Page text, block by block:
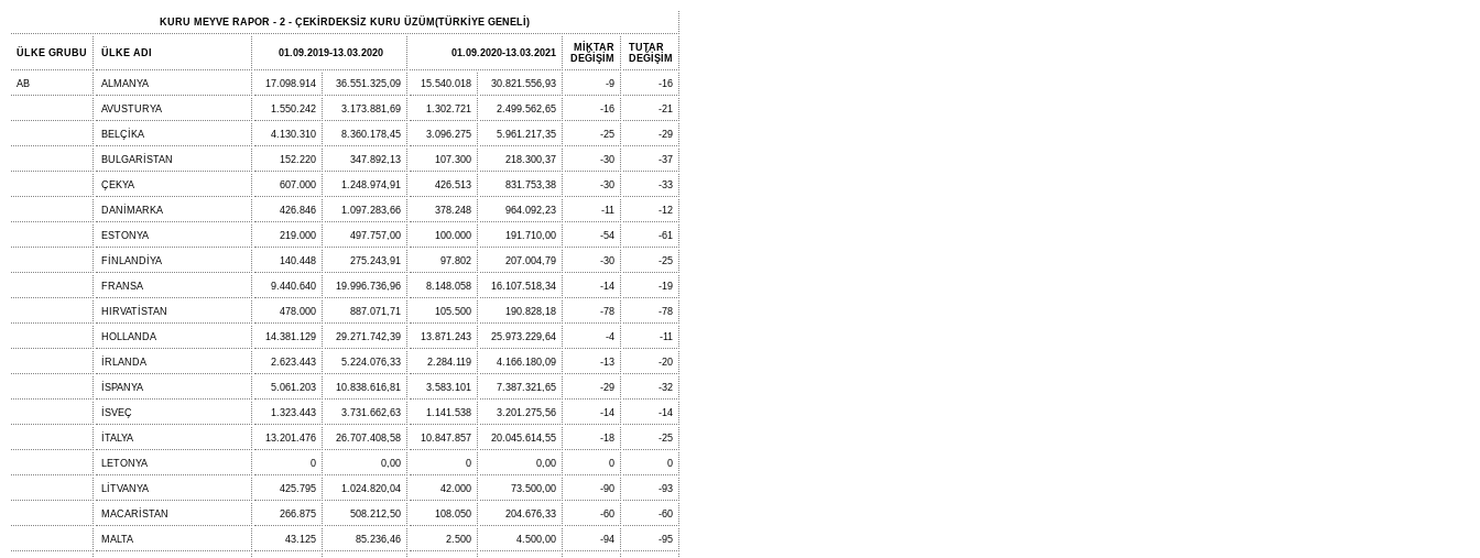
KURU MEYVE RAPOR - 2 - ÇEKİRDEKSİZ KURU ÜZÜM(TÜRKİYE GENELİ)
ÜLKE GRUBU ÜLKE ADI 01.09.2019-13.03.2020 01.09.2020-13.03.2021
MİKTAR
DEĞİŞİM
TUTAR
DEĞİŞİM
AB ALMANYA 17.098.914 36.551.325,09 15.540.018 30.821.556,93 -9 -16
AVUSTURYA 1.550.242 3.173.881,69 1.302.721 2.499.562,65 -16 -21
BELÇİKA 4.130.310 8.360.178,45 3.096.275 5.961.217,35 -25 -29
BULGARİSTAN 152.220 347.892,13 107.300 218.300,37 -30 -37
ÇEKYA 607.000 1.248.974,91 426.513 831.753,38 -30 -33
DANİMARKA 426.846 1.097.283,66 378.248 964.092,23 -11 -12
ESTONYA 219.000 497.757,00 100.000 191.710,00 -54 -61
FİNLANDİYA 140.448 275.243,91 97.802 207.004,79 -30 -25
FRANSA 9.440.640 19.996.736,96 8.148.058 16.107.518,34 -14 -19
HIRVATİSTAN 478.000 887.071,71 105.500 190.828,18 -78 -78
HOLLANDA 14.381.129 29.271.742,39 13.871.243 25.973.229,64 -4 -11
İRLANDA 2.623.443 5.224.076,33 2.284.119 4.166.180,09 -13 -20
İSPANYA 5.061.203 10.838.616,81 3.583.101 7.387.321,65 -29 -32
İSVEÇ 1.323.443 3.731.662,63 1.141.538 3.201.275,56 -14 -14
İTALYA 13.201.476 26.707.408,58 10.847.857 20.045.614,55 -18 -25
LETONYA 0 0,00 0 0,00 0 0
LİTVANYA 425.795 1.024.820,04 42.000 73.500,00 -90 -93
MACARİSTAN 266.875 508.212,50 108.050 204.676,33 -60 -60
MALTA 43.125 85.236,46 2.500 4.500,00 -94 -95